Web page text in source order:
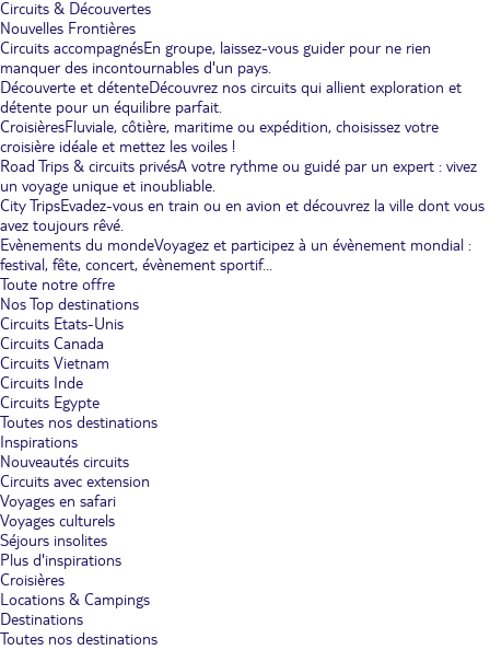
Circuits & Découvertes
Nouvelles Frontières
Circuits accompagnésEn groupe, laissez-vous guider pour ne rien
manquer des incontournables d'un pays.
Découverte et détenteDécouvrez nos circuits qui allient exploration et
détente pour un équilibre parfait.
CroisièresFluviale, côtière, maritime ou expédition, choisissez votre
croisière idéale et mettez les voiles !
Road Trips & circuits privésA votre rythme ou guidé par un expert : vivez
un voyage unique et inoubliable.
City TripsEvadez-vous en train ou en avion et découvrez la ville dont vous
avez toujours rêvé.
Evènements du mondeVoyagez et participez à un évènement mondial :
festival, fête, concert, évènement sportif...
Toute notre offre
Nos Top destinations
Circuits Etats-Unis
Circuits Canada
Circuits Vietnam
Circuits Inde
Circuits Egypte
Toutes nos destinations
Inspirations
Nouveautés circuits
Circuits avec extension
Voyages en safari
Voyages culturels
Séjours insolites
Plus d'inspirations
Croisières
Locations & Campings
Destinations
Toutes nos destinations